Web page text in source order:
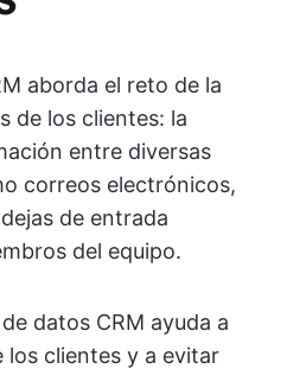
aborda el reto de la
de los clientes: la
entre diversas
correos electrónicos,
de entrada
del equipo.
datos CRM ayuda a
los clientes y a evitar